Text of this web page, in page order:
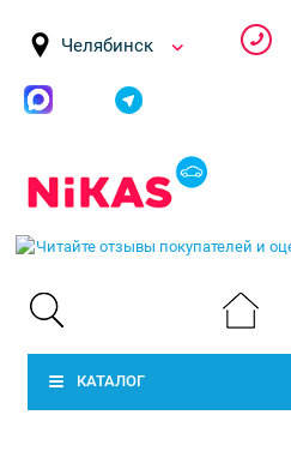
Челябинск
КАТАЛОГ